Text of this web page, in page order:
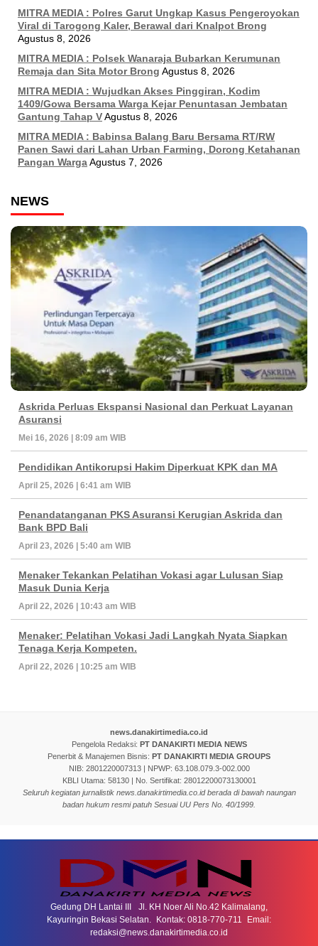
MITRA MEDIA : Polres Garut Ungkap Kasus Pengeroyokan
Viral di Tarogong Kaler, Berawal dari Knalpot Brong
Agustus 8, 2026
MITRA MEDIA : Polsek Wanaraja Bubarkan Kerumunan
Remaja dan Sita Motor Brong Agustus 8, 2026
MITRA MEDIA : Wujudkan Akses Pinggiran, Kodim
1409/Gowa Bersama Warga Kejar Penuntasan Jembatan
Gantung Tahap VAgustus 8, 2026
MITRA MEDIA : Babinsa Balang Baru Bersama RT/RW
Panen Sawi dari Lahan Urban Farming, Dorong Ketahanan
Pangan WargaAgustus 7, 2026
NEWS
Askrida Perluas Ekspansi Nasional dan Perkuat Layanan
Asuransi
Mei 16, 2026 | 8:09 am WIB
Pendidikan Antikorupsi Hakim Diperkuat KPK dan MA
April 25, 2026 | 6:41 am WIB
Penandatanganan PKS Asuransi Kerugian Askrida dan
Bank BPD Bali
April 23, 2026 | 5:40 am WIB
Menaker Tekankan Pelatihan Vokasi agar Lulusan Siap
Masuk Dunia Kerja
April 22, 2026 | 10:43 am WIB
Menaker: Pelatihan Vokasi Jadi Langkah Nyata Siapkan
Tenaga Kerja Kompeten.
April 22, 2026 | 10:25 am WIB
news.danakirtimedia.co.id
Pengelola Redaksi: PT DANAKIRTI MEDIA NEWS
Penerbit & Manajemen Bisnis: PT DANAKIRTI MEDIA GROUPS
NIB: 2801220007313 | NPWP: 63.108.079.3-002.000
KBLI Utama: 58130 | No. Sertifikat: 28012200073130001
Seluruh kegiatan jurnalistik news.danakirtimedia.co.id berada di bawah naungan
badan hukum resmi patuh Sesuai UU Pers No. 40/1999.
Gedung DH Lantai III Jl. KH Noer Ali No.42 Kalimalang,
Kayuringin Bekasi Selatan. Kontak: 0818-770-711 Email:
redaksi@news.danakirtimedia.co.id